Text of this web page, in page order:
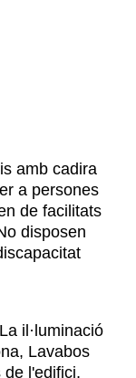
amb cadira
a persones
de facilitats
disposen
il·luminació
Lavabos
l'edifici,